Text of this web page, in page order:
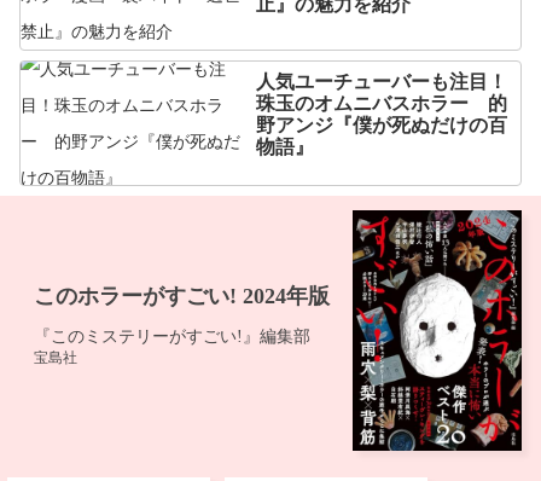
止』の魅力を紹介
人気ユーチューバーも注目！
珠玉のオムニバスホラー 的
野アンジ『僕が死ぬだけの百
物語』